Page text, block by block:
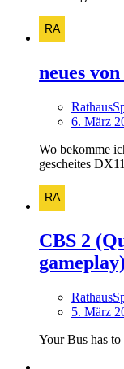
neues
6. März
Wo bekomme
gescheites
CBS 2
gameplay)
5. März
Your Bus has to